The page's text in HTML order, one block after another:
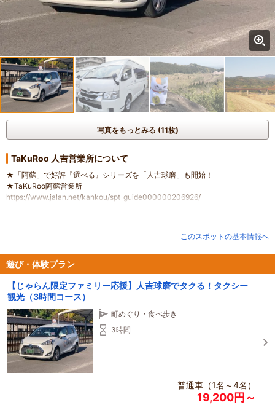
写真をもっとみる (11枚)
TaKuRoo 人吉営業所について
★「阿蘇」で好評『選べる』シリーズを「人吉球磨」も開始！
★TaKuRoo阿蘇営業所
https://www.jalan.net/kankou/spt_guide000000206926/
★少人数・ペアに最適な「普通タクシー」、ご家族・グループに快適な「ジャ
ンボタクシー」のラインアップ
このスポットの基本情報へ
遊び・体験プラン
【じゃらん限定ファミリー応援】人吉球磨でタクる！タクシー
観光（3時間コース）
町めぐり・食べ歩き
3時間
普通車（1名～4名）
19,200円～